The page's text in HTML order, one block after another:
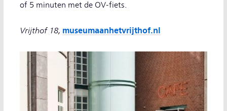
of 5 minuten met de OV-fiets.
Vrijthof 18, museumaanhetvrijthof.nl